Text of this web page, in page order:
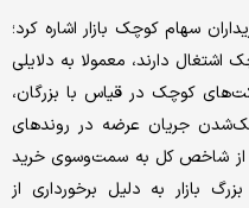
سهام کوچک بازار اشاره کرد؛
دارند، معمولا به دلایلی
کوچک در قیاس با بزرگان،
جریان عرضه در روندهای
شاخص کل به سمت‌‌‌و‌‌‌سوی خرید
بازار به دلیل برخورداری از